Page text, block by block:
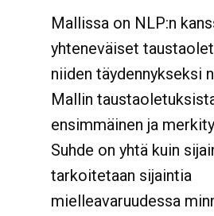
Mallissa on NLP:n
yhteneväiset
niiden täydennykseksi
Mallin
ensimmäinen ja
Suhde on yhtä kuin
tarkoitetaan sijaintia
mielleavaruudessa